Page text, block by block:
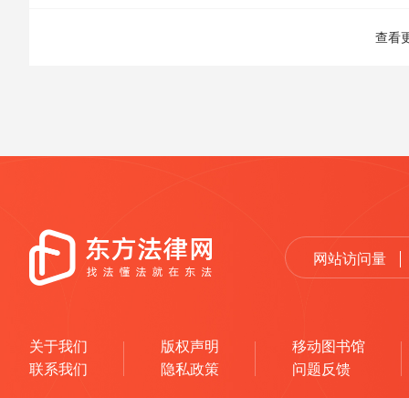
查看
网站访问量
关于我们
联系我们
版权声明
隐私政策
移动图书馆
问题反馈